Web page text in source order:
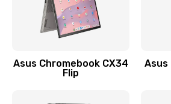
Замена кнопок
Asus Chromebook CX34
Flip
Asus